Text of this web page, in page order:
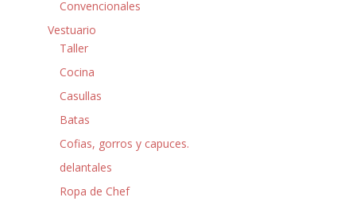
Convencionales
Vestuario
Taller
Cocina
Casullas
Batas
Cofias, gorros y capuces.
delantales
Ropa de Chef